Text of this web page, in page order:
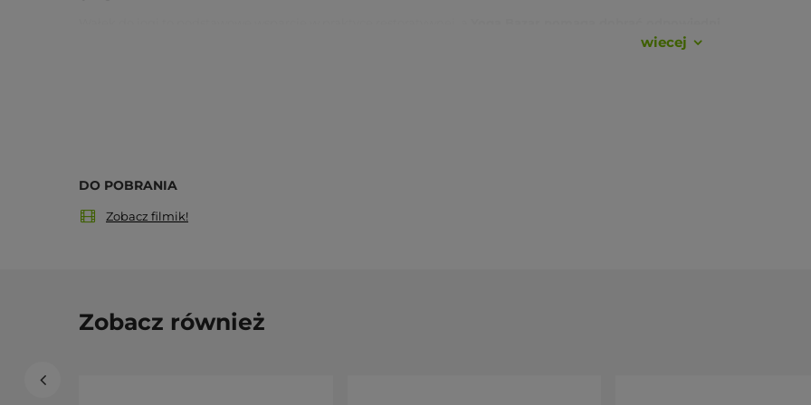
Antybakteryjne i hipoalergiczne.
„Bardzo dobra jakość i świetne wykonanie. Wygląda pięknie" - Izabela
wiecej
DO POBRANIA
Zobacz filmik!
Zobacz również